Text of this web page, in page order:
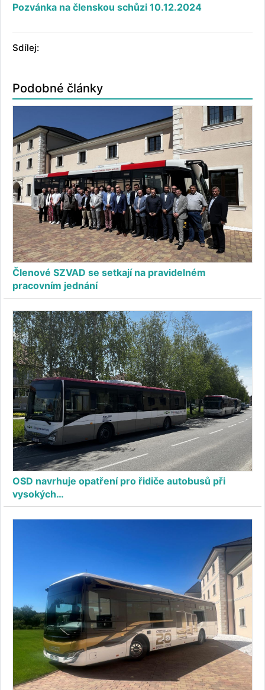
Pozvánka na členskou schůzi 10.12.2024
Sdílej:
Podobné články
Členové SZVAD se setkají na pravidelném
pracovním jednání
OSD navrhuje opatření pro řidiče autobusů při
vysokých…